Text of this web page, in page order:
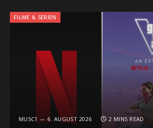
FILME & SERIEN
MUSC1 6. AUGUST 2026 2 MINS READ